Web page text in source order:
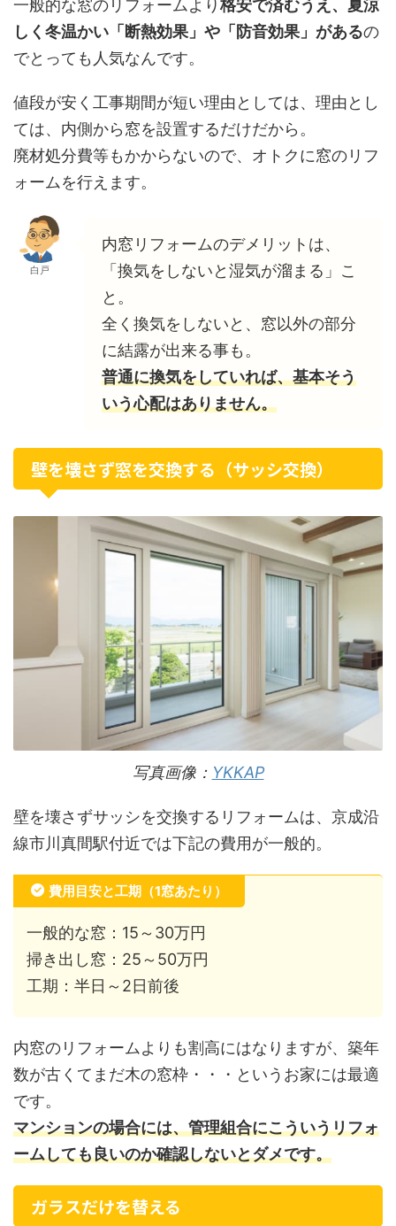
一般的な窓のリフォームより格安で済むうえ、夏涼
しく冬温かい「断熱効果」や「防音効果」があるの
でとっても人気なんです。
値段が安く工事期間が短い理由としては、理由とし
ては、内側から窓を設置するだけだから。
廃材処分費等もかからないので、オトクに窓のリフ
ォームを行えます。
白戸
内窓リフォームのデメリットは、
「換気をしないと湿気が溜まる」こ
と。
全く換気をしないと、窓以外の部分
に結露が出来る事も。
普通に換気をしていれば、基本そう
いう心配はありません。
壁を壊さず窓を交換する（サッシ交換）
写真画像： YKKAP
壁を壊さずサッシを交換するリフォームは、京成沿
線市川真間駅付近では下記の費用が一般的。
費用目安と工期（1窓あたり）
一般的な窓：15～30万円
掃き出し窓：25～50万円
工期：半日～2日前後
内窓のリフォームよりも割高にはなりますが、築年
数が古くてまだ木の窓枠・・・というお家には最適
です。
マンションの場合には、管理組合にこういうリフォ
ームしても良いのか確認しないとダメです。
ガラスだけを替える